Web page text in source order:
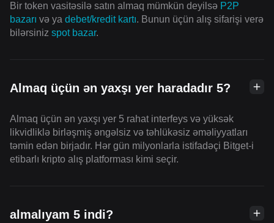
Bir token vasitəsilə satın almaq mümkün deyilsə P2P
bazarı və ya debet/kredit kartı. Bunun üçün alış sifarişi verə
bilərsiniz spot bazar.
Almaq üçün ən yaxşı yer haradadır 5?
Almaq üçün ən yaxşı yer 5 rahat interfeys və yüksək
likvidliklə birləşmiş əngəlsiz və təhlükəsiz əməliyyatları
təmin edən birjadır. Hər gün milyonlarla istifadəçi Bitget-i
etibarlı kripto alış platforması kimi seçir.
almalıyam 5 indi?